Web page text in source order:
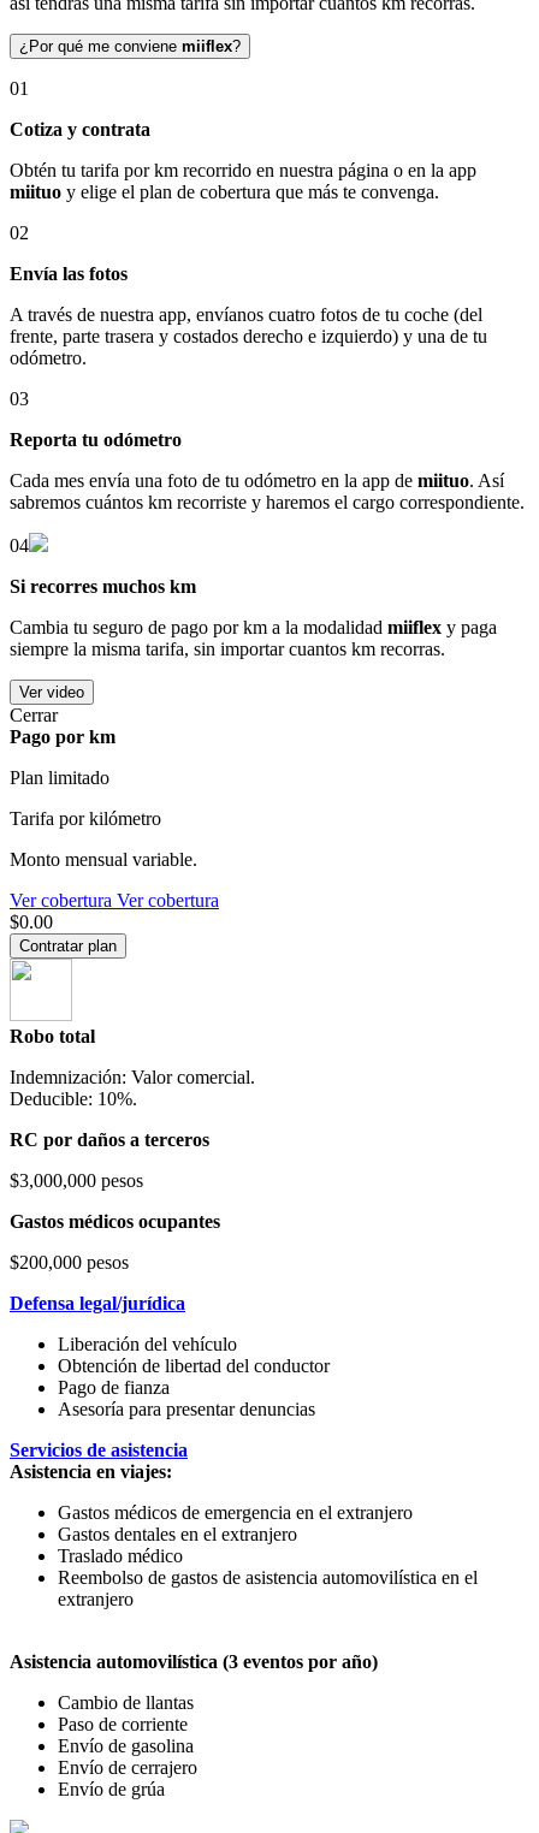
¿Por qué me conviene miiflex?
01
Cotiza y contrata
Obtén tu tarifa por km recorrido en nuestra página o en la app
miituo y elige el plan de cobertura que más te convenga.
02
Envía las fotos
A través de nuestra app, envíanos cuatro fotos de tu coche (del
frente, parte trasera y costados derecho e izquierdo) y una de tu
odómetro.
03
Reporta tu odómetro
Cada mes envía una foto de tu odómetro en la app de miituo. Así
sabremos cuántos km recorriste y haremos el cargo correspondiente.
04
Si recorres muchos km
Cambia tu seguro de pago por km a la modalidad miiflex y paga
siempre la misma tarifa, sin importar cuantos km recorras.
Ver video
Cerrar
Pago por km
Plan limitado
Tarifa por kilómetro
Monto mensual variable.
Ver cobertura Ver cobertura
$0.00
Contratar plan
Robo total
Indemnización: Valor comercial.
Deducible: 10%.
RC por daños a terceros
$3,000,000 pesos
Gastos médicos ocupantes
$200,000 pesos
Defensa legal/jurídica
Liberación del vehículo
Obtención de libertad del conductor
Pago de fianza
Asesoría para presentar denuncias
Servicios de asistencia
Asistencia en viajes:
Gastos médicos de emergencia en el extranjero
Gastos dentales en el extranjero
Traslado médico
Reembolso de gastos de asistencia automovilística en el
extranjero
Asistencia automovilística (3 eventos por año)
Cambio de llantas
Paso de corriente
Envío de gasolina
Envío de cerrajero
Envío de grúa